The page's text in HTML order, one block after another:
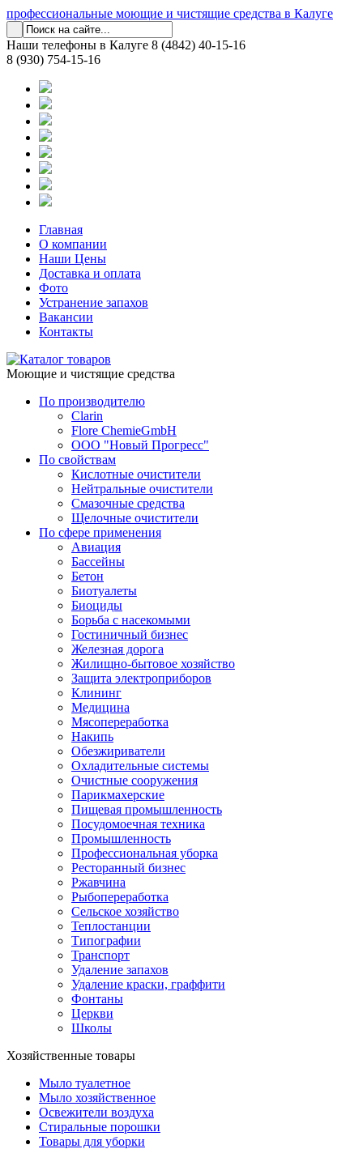
профессиональные моющие и чистящие средства в Калуге
Наши телефоны в Калуге 8 (4842) 40-15-16
8 (930) 754-15-16
Главная
О компании
Наши Цены
Доставка и оплата
Фото
Устранение запахов
Вакансии
Контакты
Моющие и чистящие средства
По производителю
Clarin
Flore ChemieGmbH
ООО "Новый Прогресс"
По свойствам
Кислотные очистители
Нейтральные очистители
Смазочные средства
Щелочные очистители
По сфере применения
Авиация
Бассейны
Бетон
Биотуалеты
Биоциды
Борьба с насекомыми
Гостиничный бизнес
Железная дорога
Жилищно-бытовое хозяйство
Защита электроприборов
Клининг
Медицина
Мясопереработка
Накипь
Обезжириватели
Охладительные системы
Очистные сооружения
Парикмахерские
Пищевая промышленность
Посудомоечная техника
Промышленность
Профессиональная уборка
Ресторанный бизнес
Ржавчина
Рыбопереработка
Сельское хозяйство
Теплостанции
Типографии
Транспорт
Удаление запахов
Удаление краски, граффити
Фонтаны
Церкви
Школы
Хозяйственные товары
Мыло туалетное
Мыло хозяйственное
Освежители воздуха
Стиральные порошки
Товары для уборки